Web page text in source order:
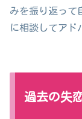
みを振り返って
に相談してアド
過去の失